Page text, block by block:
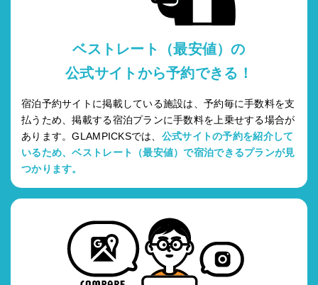
ベストレート（最安値）の
公式サイトから予約できる！
宿泊予約サイトに掲載している施設は、予約毎に手数料を支
払うため、掲載する宿泊プランに手数料を上乗せする場合が
あります。GLAMPICKSでは、 公式サイトの予約を紹介して
いるため、ベストレート（最安値）で宿泊できるプランが見
つかります。